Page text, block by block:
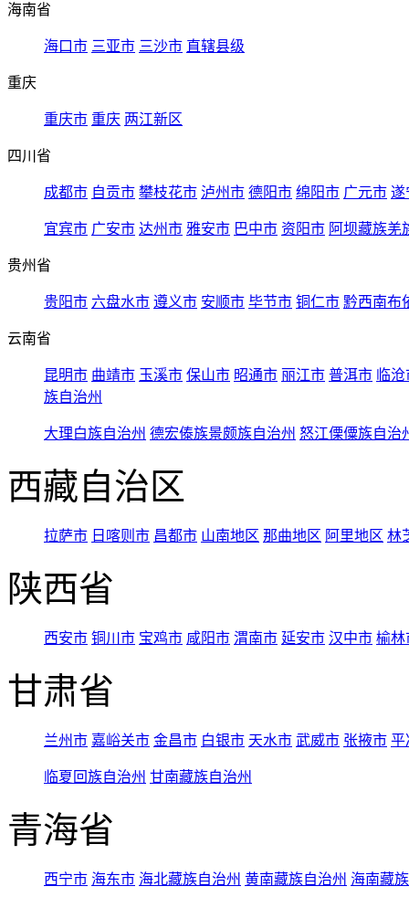
海南省
海口市 三亚市 三沙市 直辖县级
重庆
重庆市 重庆 两江新区
四川省
成都市 自贡市 攀枝花市 泸州市 德阳市 绵阳市 广元市 遂
宜宾市 广安市 达州市 雅安市 巴中市 资阳市 阿坝藏族羌
贵州省
贵阳市 六盘水市 遵义市 安顺市 毕节市 铜仁市 黔西南布
云南省
昆明市 曲靖市 玉溪市 保山市 昭通市 丽江市 普洱市 临
族自治州
大理白族自治州 德宏傣族景颇族自治州 怒江傈僳族自治
西藏自治区
拉萨市 日喀则市 昌都市 山南地区 那曲地区 阿里地区 林
陕西省
西安市 铜川市 宝鸡市 咸阳市 渭南市 延安市 汉中市 榆林
甘肃省
兰州市 嘉峪关市 金昌市 白银市 天水市 武威市 张掖市 平
临夏回族自治州 甘南藏族自治州
青海省
西宁市 海东市 海北藏族自治州 黄南藏族自治州 海南藏